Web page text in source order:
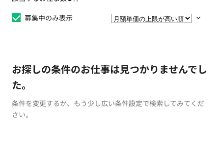
募集中のみ表示
お探しの条件のお仕事は見つかりませんでし
た。
条件を変更するか、もう少し広い条件設定で検索してみてくだ
さい。